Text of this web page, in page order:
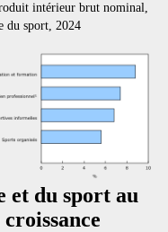
intérieur brut nominal,
du sport, 2024
et du sport au